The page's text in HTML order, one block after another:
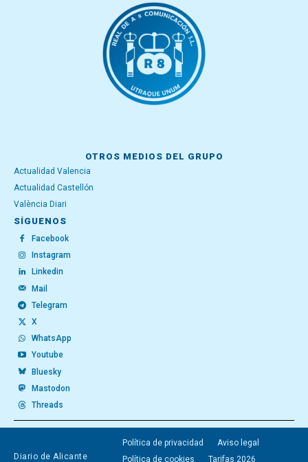
OTROS MEDIOS DEL GRUPO
Actualidad Valencia
Actualidad Castellón
València Diari
SÍGUENOS
Facebook
Instagram
Linkedin
Mail
Telegram
X
WhatsApp
Youtube
Bluesky
Mastodon
Threads
Diario de Alicante
Política de privacidad
Aviso legal
Política de cookies
Tarifas 2026